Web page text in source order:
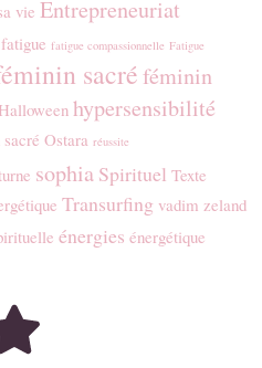
vie Entrepreneuriat
fatigue fatigue compassionnelle Fatigue
sacréféminin
Halloween hypersensibilité
Ostara réussite
sophia Spirituel Texte
Transurfing vadim zeland
énergies énergétique